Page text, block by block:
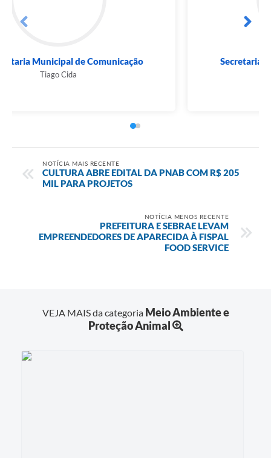
Subsecretaria Municipal de Comunicação
NOTÍCIA MAIS RECENTE
CULTURA ABRE EDITAL DA PNAB COM R$ 205
MIL PARA PROJETOS
NOTÍCIA MENOS RECENTE
PREFEITURA E SEBRAE LEVAM
EMPREENDEDORES DE APARECIDA À FISPAL
FOOD SERVICE
VEJA MAIS da categoria Meio Ambiente e
Proteção Animal